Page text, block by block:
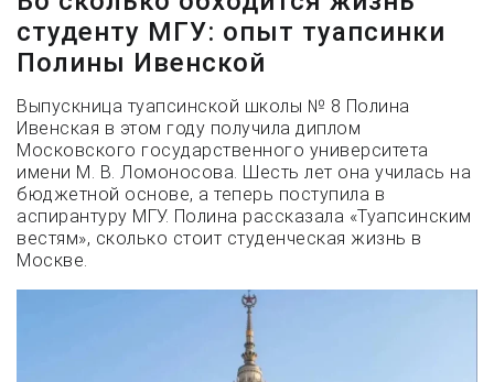
студенту МГУ: опыт туапсинки
Полины Ивенской
Выпускница туапсинской школы № 8 Полина
Ивенская в этом году получила диплом
Московского государственного университета
имени М. В. Ломоносова. Шесть лет она училась на
бюджетной основе, а теперь поступила в
аспирантуру МГУ. Полина рассказала «Туапсинским
вестям», сколько стоит студенческая жизнь в
Москве.